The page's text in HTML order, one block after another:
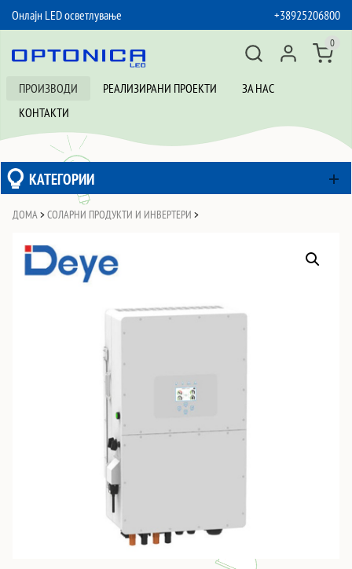
Онлајн LED осветлување
+38925206800
ПРОИЗВОДИ РЕАЛИЗИРАНИ ПРОЕКТИ
ЗА НАС
КОНТАКТИ
0
КАТЕГОРИИ
ДОМА >СОЛАРНИ ПРОДУКТИ И ИНВЕРТЕРИ >